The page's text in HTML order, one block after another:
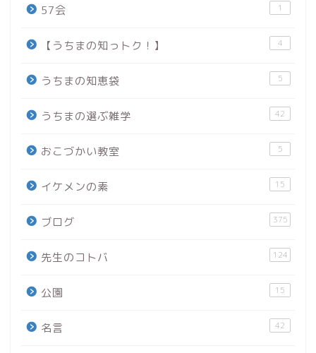
57会 1
【うちまの知っトク！】 4
うちまの知恵袋 5
うちまの選ぶ雑学 42
おこづかい教室 5
イケメンの素 15
ブログ 375
先生のコトバ 124
公園 15
名言 42